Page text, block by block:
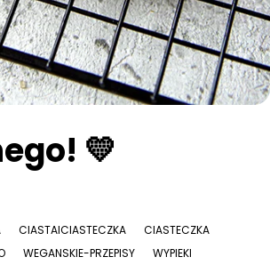
💛
CIASTAICIASTECZKA
CIASTECZKA
WEGANSKIE-PRZEPISY
WYPIEKI